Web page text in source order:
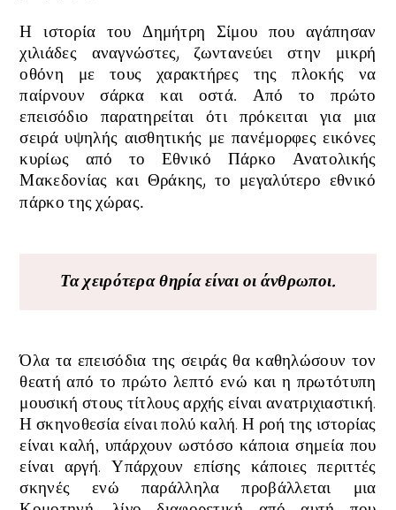
Η ιστορία του Δημήτρη Σίμου που αγάπησαν
χιλιάδες αναγνώστες, ζωντανεύει στην μικρή
οθόνη με τους χαρακτήρες της πλοκής να
παίρνουν σάρκα και οστά. Από το πρώτο
επεισόδιο παρατηρείται ότι πρόκειται για μια
σειρά υψηλής αισθητικής με πανέμορφες εικόνες
κυρίως από το Εθνικό Πάρκο Ανατολικής
Μακεδονίας και Θράκης, το μεγαλύτερο εθνικό
πάρκο της χώρας.
Τα χειρότερα θηρία είναι οι άνθρωποι.
Όλα τα επεισόδια της σειράς θα καθηλώσουν τον
θεατή από το πρώτο λεπτό ενώ και η πρωτότυπη
μουσική στους τίτλους αρχής είναι ανατριχιαστική.
Η σκηνοθεσία είναι πολύ καλή. Η ροή της ιστορίας
είναι καλή, υπάρχουν ωστόσο κάποια σημεία που
είναι αργή. Υπάρχουν επίσης κάποιες περιττές
σκηνές ενώ παράλληλα προβάλλεται μια